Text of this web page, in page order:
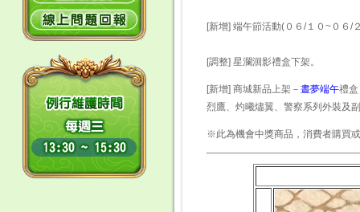
[新增] 端午節活動(０６/１０~０６/
[調整] 星瀾洄影禮盒下架。
[新增] 商城新品上架－ 晝夢端午禮
烈鷹、灼曦燼翼、警察系列外裝及
※此為機會中獎商品，消費者購買